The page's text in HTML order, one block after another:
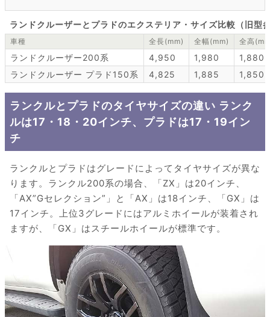
ランドクルーザーとプラドのエクステリア・サイズ比較（旧型
車種 全長(mm) 全幅(mm) 全高
ランドクルーザー200系 4,950 1,980
1,880
ランドクルーザー プラド150系
4,825 1,885 1,850
ランクルとプラドのタイヤサイズの違い ランク
ルは17・18・20インチ、プラドは17・19イン
チ
ランクルとプラドはグレードによってタイヤサイズが異な
ります。ランクル200系の場合、「ZX」は20インチ、
「AX”Gセレクション”」と「AX」は18インチ、「GX」は
17インチ。上位3グレードにはアルミホイールが装着され
ますが、「GX」はスチールホイールが標準です。